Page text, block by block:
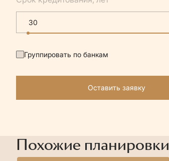
Группировать по банкам
Оставить заявку
Похожие планировки